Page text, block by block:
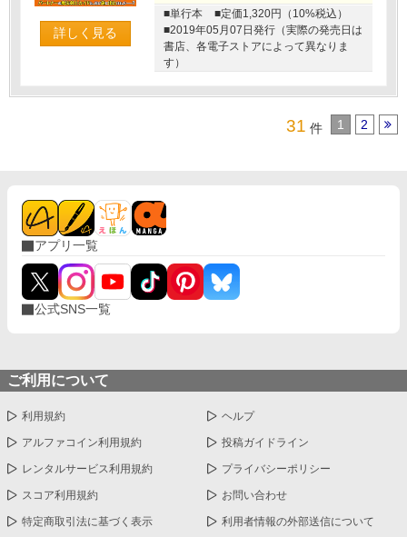
詳しく見る
■単行本
■定価1,320円（10%税込）
■2019年05月07日発行（実際の発売日は
書店、各電子ストアによって異なりま
す）
31 件 1 2
アプリ一覧
公式SNS一覧
ご利用について
利用規約 ヘルプ
アルファコイン利用規約 投稿ガイドライン
レンタルサービス利用規約 プライバシーポリシー
スコア利用規約 お問い合わせ
特定商取引法に基づく表示 利用者情報の外部送信について